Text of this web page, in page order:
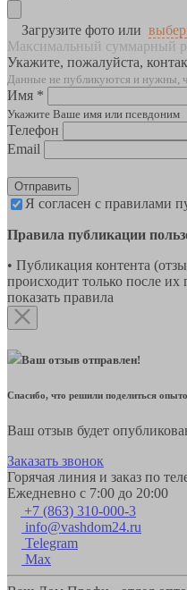
Загрузите фото или
Максимальный суммарный
Укажите, пожалуйста,
Данные не публикуются и нужны,
Имя *
Укажите Ваше имя или псевдоним
Телефон
Email
Отправить
Я согласен с правилами
Правила публикации
• Публикация контента
происходит только после
показать правила
Ваш отзыв отправлен!
Спасибо, что решили поделиться
Ваш отзыв будет
Заказать звонок
Горячая линия и заказ по
Ежедневно с 7:00 до 20:00
+7 (863) 310-000-3
info@vashdom24.ru
Telegram
Max